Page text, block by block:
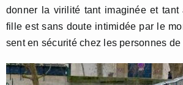
donner la virilité tant imaginée et tant
fille est sans doute intimidée par le
sent en sécurité chez les personnes de